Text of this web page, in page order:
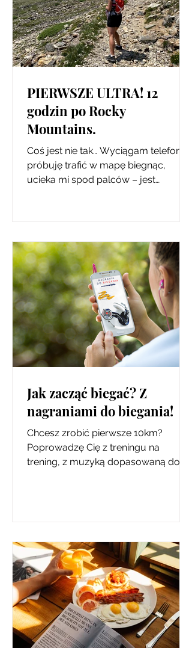
PIERWSZE ULTRA! 12
godzin po Rocky
Mountains.
Coś jest nie tak… Wyciągam telefon,
próbuję trafić w mapę biegnąc,
ucieka mi spod palców – jest
Jak zacząć biegać? Z
nagraniami do biegania!
Chcesz zrobić pierwsze 10km?
Poprowadzę Cię z treningu na
trening, z muzyką dopasowaną do